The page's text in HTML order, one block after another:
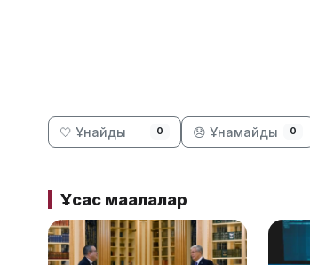
🤍 Ұнайды 0 😞 Ұнамайды 0
Ұқсас мақалалар